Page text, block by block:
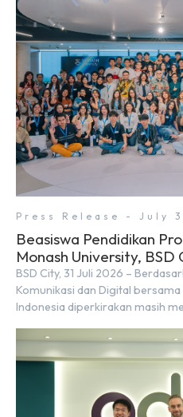
Understanding (MoU) oleh
Ventures) dan Kosuke Kawata
Press Release - July
Beasiswa Pendidikan
Monash University, BSD
BSD City, 31 Juli 2026 –
Komunikasi dan Digital
Indonesia diperkirakan masih
tenaga digital baru setiap
percepatan transformasi digital
Kebutuhan tersebut